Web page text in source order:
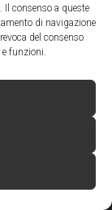
consenso a queste
di navigazione
del consenso
funzioni.